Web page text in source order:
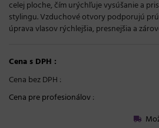
celej ploche, čím urýchľuje vysúšanie a
stylingu. Vzduchové otvory podporujú
úprava vlasov rýchlejšia, presnejšia a
Cena s DPH :
Cena bez DPH :
Cena pre profesionálov: